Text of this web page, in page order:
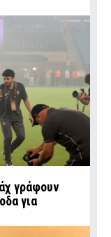
γράφουν
για